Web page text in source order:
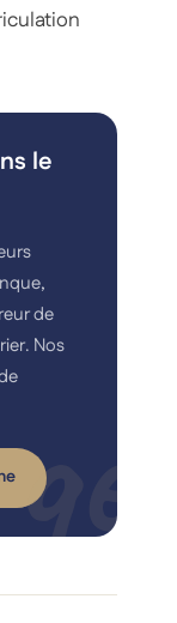
le
de
Nos